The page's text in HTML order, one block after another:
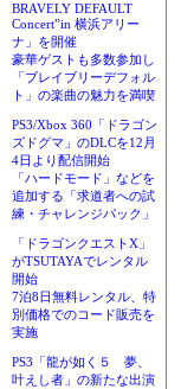
BRAVELY DEFAULT
Concert”in 横浜アリー
ナ」を開催
豪華ゲストも多数参加し
「ブレイブリーデフォル
ト」の楽曲の魅力を満喫
PS3/Xbox 360「ドラゴン
ズドグマ」のDLCを12月
4日より配信開始
「ハードモード」などを
追加する「求道者への試
練・チャレンジパック」
「ドラゴンクエストX」
がTSUTAYAでレンタル
開始
7泊8日無料レンタル、特
別価格でのコード販売を
実施
PS3「龍が如く５ 夢、
叶えし者」の新たな出演